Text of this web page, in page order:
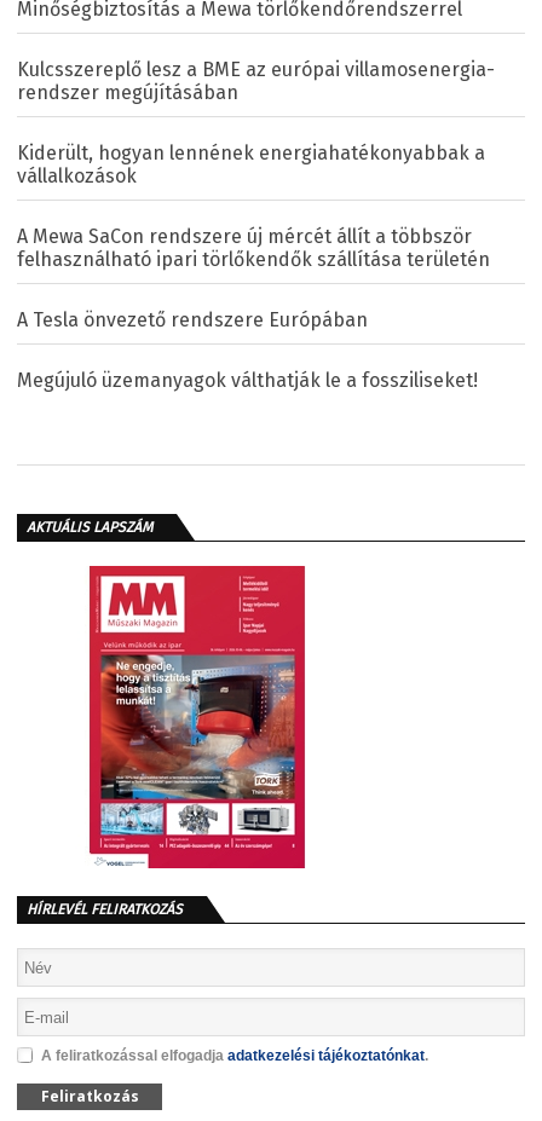
Minőségbiztosítás a Mewa törlőkendőrendszerrel
Kulcsszereplő lesz a BME az európai villamosenergia-
rendszer megújításában
Kiderült, hogyan lennének energiahatékonyabbak a
vállalkozások
A Mewa SaCon rendszere új mércét állít a többször
felhasználható ipari törlőkendők szállítása területén
A Tesla önvezető rendszere Európában
Megújuló üzemanyagok válthatják le a fossziliseket!
AKTUÁLIS LAPSZÁM
HÍRLEVÉL FELIRATKOZÁS
A feliratkozással elfogadja adatkezelési tájékoztatónkat.
Feliratkozás